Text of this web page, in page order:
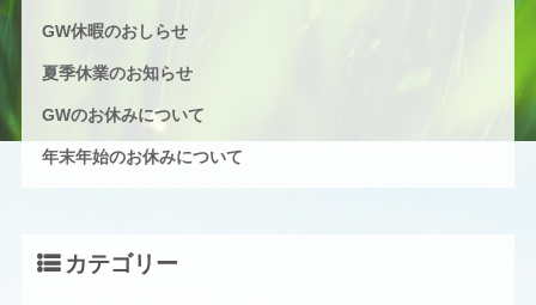
GW休暇のおしらせ
夏季休業のお知らせ
GWのお休みについて
年末年始のお休みについて
カテゴリー